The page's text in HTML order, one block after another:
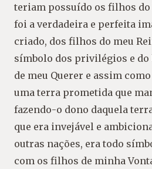
teriam possuído os filhos do
foi a verdadeira e perfeita
criado, dos filhos do meu
símbolo dos privilégios e
de meu Querer e assim
uma terra prometida que
fazendo-o dono daquela
que era invejável e
outras nações, era todo
com os filhos de minha